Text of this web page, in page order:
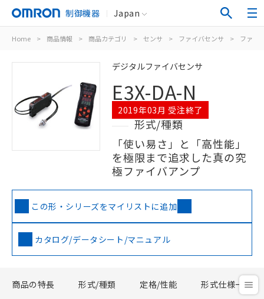
制御機器 Japan
Home > 商品情報 > 商品カテゴリ > センサ > ファイバセンサ > ファイ
デジタルファイバセンサ
E3X-DA-N
2019年03月 受注終了
形式/種類
「使い易さ」と「高性能」
を極限まで追求した真の究
極ファイバアンプ
この形・シリーズをマイリストに追加
カタログ/データシート/マニュアル
商品の特長 形式/種類 定格/性能 形式仕様一覧